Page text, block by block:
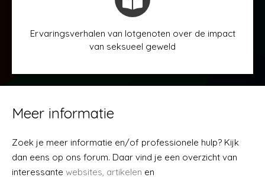
Ervaringsverhalen van lotgenoten over de impact
van seksueel geweld
Meer informatie
Zoek je meer informatie en/of professionele hulp? Kijk
dan eens op ons forum. Daar vind je een overzicht van
interessante websites, artikelen en